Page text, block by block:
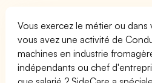
Vous exercez le métier ou
vous avez une activité de
machines en industrie
indépendants ou chef